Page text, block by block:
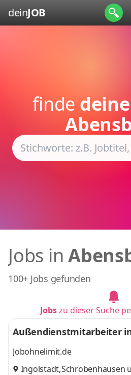
deinJOB
finde
Jobs in
100+ Jobs gefunden
Jobszu dieser Suche
Außendienstmitarbeiter
Jobohnelimit.de
Ingolstadt,Schrobenhausen